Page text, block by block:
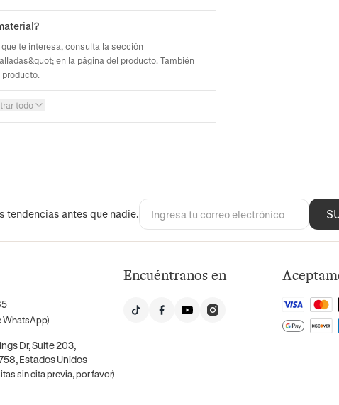
te interesa, consulta la sección
en la página del producto. También
todo
tendencias antes que nadie.
WhatsApp)
Dr, Suite 203,
Estados Unidos
sin cita previa, por favor)
Encuéntranos en